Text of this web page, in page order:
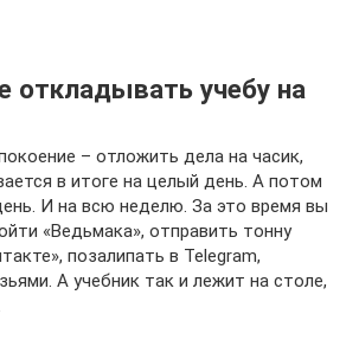
откладывать учебу на
– отложить дела на часик,
в итоге на целый день. А потом
И на всю неделю. За это время вы
«Ведьмака», отправить тонну
позалипать в Telegram,
А учебник так и лежит на столе,